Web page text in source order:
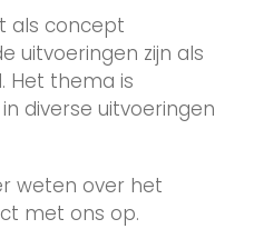
als concept
uitvoeringen zijn als
Het thema is
diverse uitvoeringen
weten over het
met ons op.